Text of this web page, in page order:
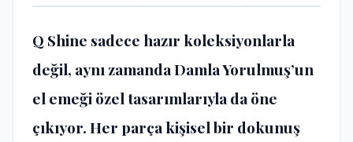
Q Shine sadece hazır koleksiyonlarla
değil, aynı zamanda Damla Yorulmuş’un
el emeği özel tasarımlarıyla da öne
çıkıyor. Her parça kişisel bir dokunuş